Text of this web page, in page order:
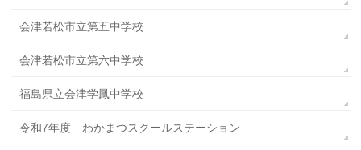
会津若松市立第五中学校
会津若松市立第六中学校
福島県立会津学鳳中学校
令和7年度 わかまつスクールステーション